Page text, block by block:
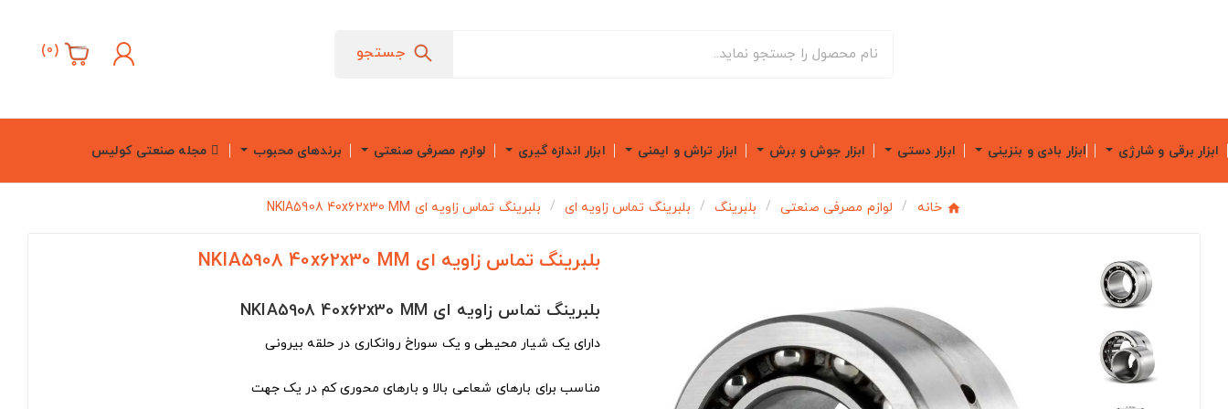
جستجو (
0
)
ابزار برقی و شارژی ابزار بادی و بنزینی ابزار دستی ابزار جوش و برش ابزار تراش و ایمنی ابزار اندازه گیری لوازم مصرفی صنعتی برندهای محبوب مجله صنعتی کولیس
خانه لوازم مصرفی صنعتی بلبرینگ بلبرینگ تماس زاویه ای بلبرینگ تماس زاویه ای NKIA5908 40x62x30 MM
بلبرینگ تماس زاویه ای NKIA5908 40x62x30 MM
بلبرینگ تماس زاویه ای NKIA5908 40x62x30 MM
دارای یک شیار محیطی و یک سوراخ روانکاری در حلقه بیرونی
مناسب برای بارهای شعاعی بالا و بارهای محوری کم در یک جهت